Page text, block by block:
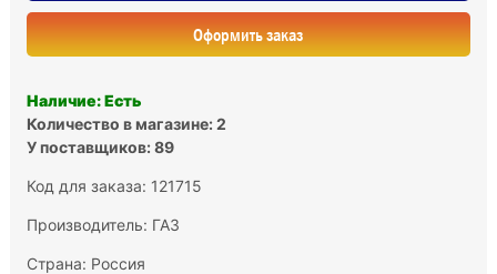
Оформить заказ
Наличие: Есть
Количество в магазине: 2
У поставщиков: 89
Код для заказа: 121715
Производитель: ГАЗ
Страна: Россия